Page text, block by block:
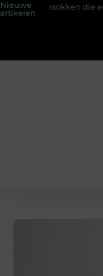
Nieuwe
artikelen
die echt